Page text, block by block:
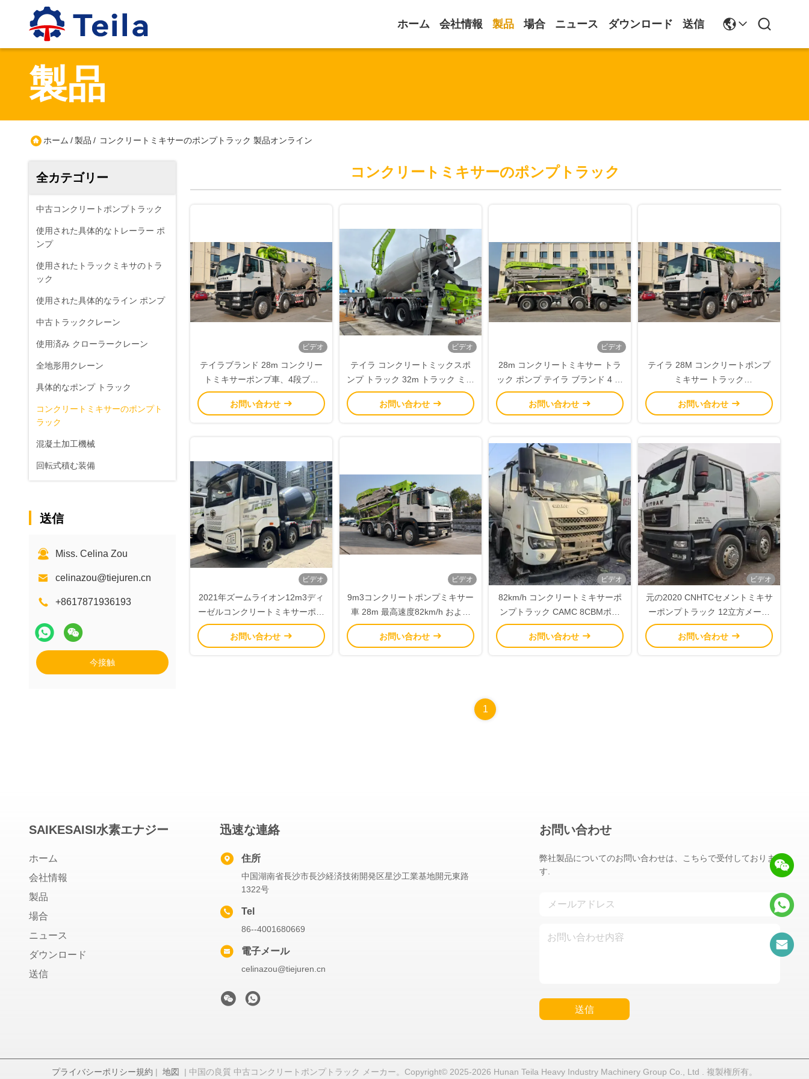
ホーム 会社情報 製品 場合 ニュース ダウンロード 送信
製品
ホーム /製品 / コンクリートミキサーのポンプトラック 製品オンライン
全カテゴリー
中古コンクリートポンプトラック
使用された具体的なトレーラー ポ
ンプ
使用されたトラックミキサのトラ
ック
使用された具体的なライン ポンプ
中古トラッククレーン
使用済み クローラークレーン
全地形用クレーン
具体的なポンプ トラック
コンクリートミキサーのポンプト
ラック
混凝土加工機械
回転式積む装備
送信
Miss. Celina Zou
celinazou@tiejuren.cn
+8617871936193
今接触
コンクリートミキサーのポンプトラック
ビデオ
テイラブランド 28m コンクリー
トミキサーポンプ車、4段ブー
ム、65 m³/h 出力、8 MPa 圧力
お問い合わせ
ビデオ
テイラ コンクリートミックスポ
ンプ トラック 32m トラック ミッ
クスポンプ 建設用ユーロV
お問い合わせ
ビデオ
28m コンクリートミキサー トラ
ック ポンプ テイラ ブランド 4 軸
ユーロ V 標準
お問い合わせ
テイラ 28M コンクリートポンプ
ミキサー トラック
HMG5432JBC-28 トラックミキ
サー コンクリートポンプ
お問い合わせ
ビデオ
2021年ズームライオン12m3ディ
ーゼルコンクリートミキサーポン
プトラック
お問い合わせ
ビデオ
9m3コンクリートポンプミキサー
車 28m 最高速度82km/h および
建設用ディーゼル燃料
お問い合わせ
ビデオ
82km/h コンクリートミキサーポ
ンプトラック CAMC 8CBMポン
プミキサートラック
お問い合わせ
ビデオ
元の2020 CNHTCセメントミキサ
ーポンプトラック 12立方メート
ル
お問い合わせ
1
SAIKESAISI水素エナジー
ホーム
会社情報
製品
場合
ニュース
ダウンロード
送信
迅速な連絡
住所
中国湖南省長沙市長沙経済技術開発区星沙工業基地開元東路
1322号
Tel
86--4001680669
電子メール
celinazou@tiejuren.cn
お問い合わせ
弊社製品についてのお問い合わせは、こちらで受付しておりま
す.
送信
プライバシーポリシー規約 | 地図 | 中国の良質 中古コンクリートポンプトラック メーカー。Copyright© 2025-2026 Hunan Teila Heavy Industry Machinery Group Co., Ltd . 複製権所有。